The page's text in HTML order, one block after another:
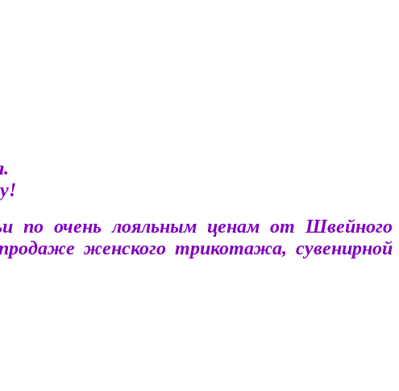
по очень лояльным ценам от Швейного
женского трикотажа, сувенирной